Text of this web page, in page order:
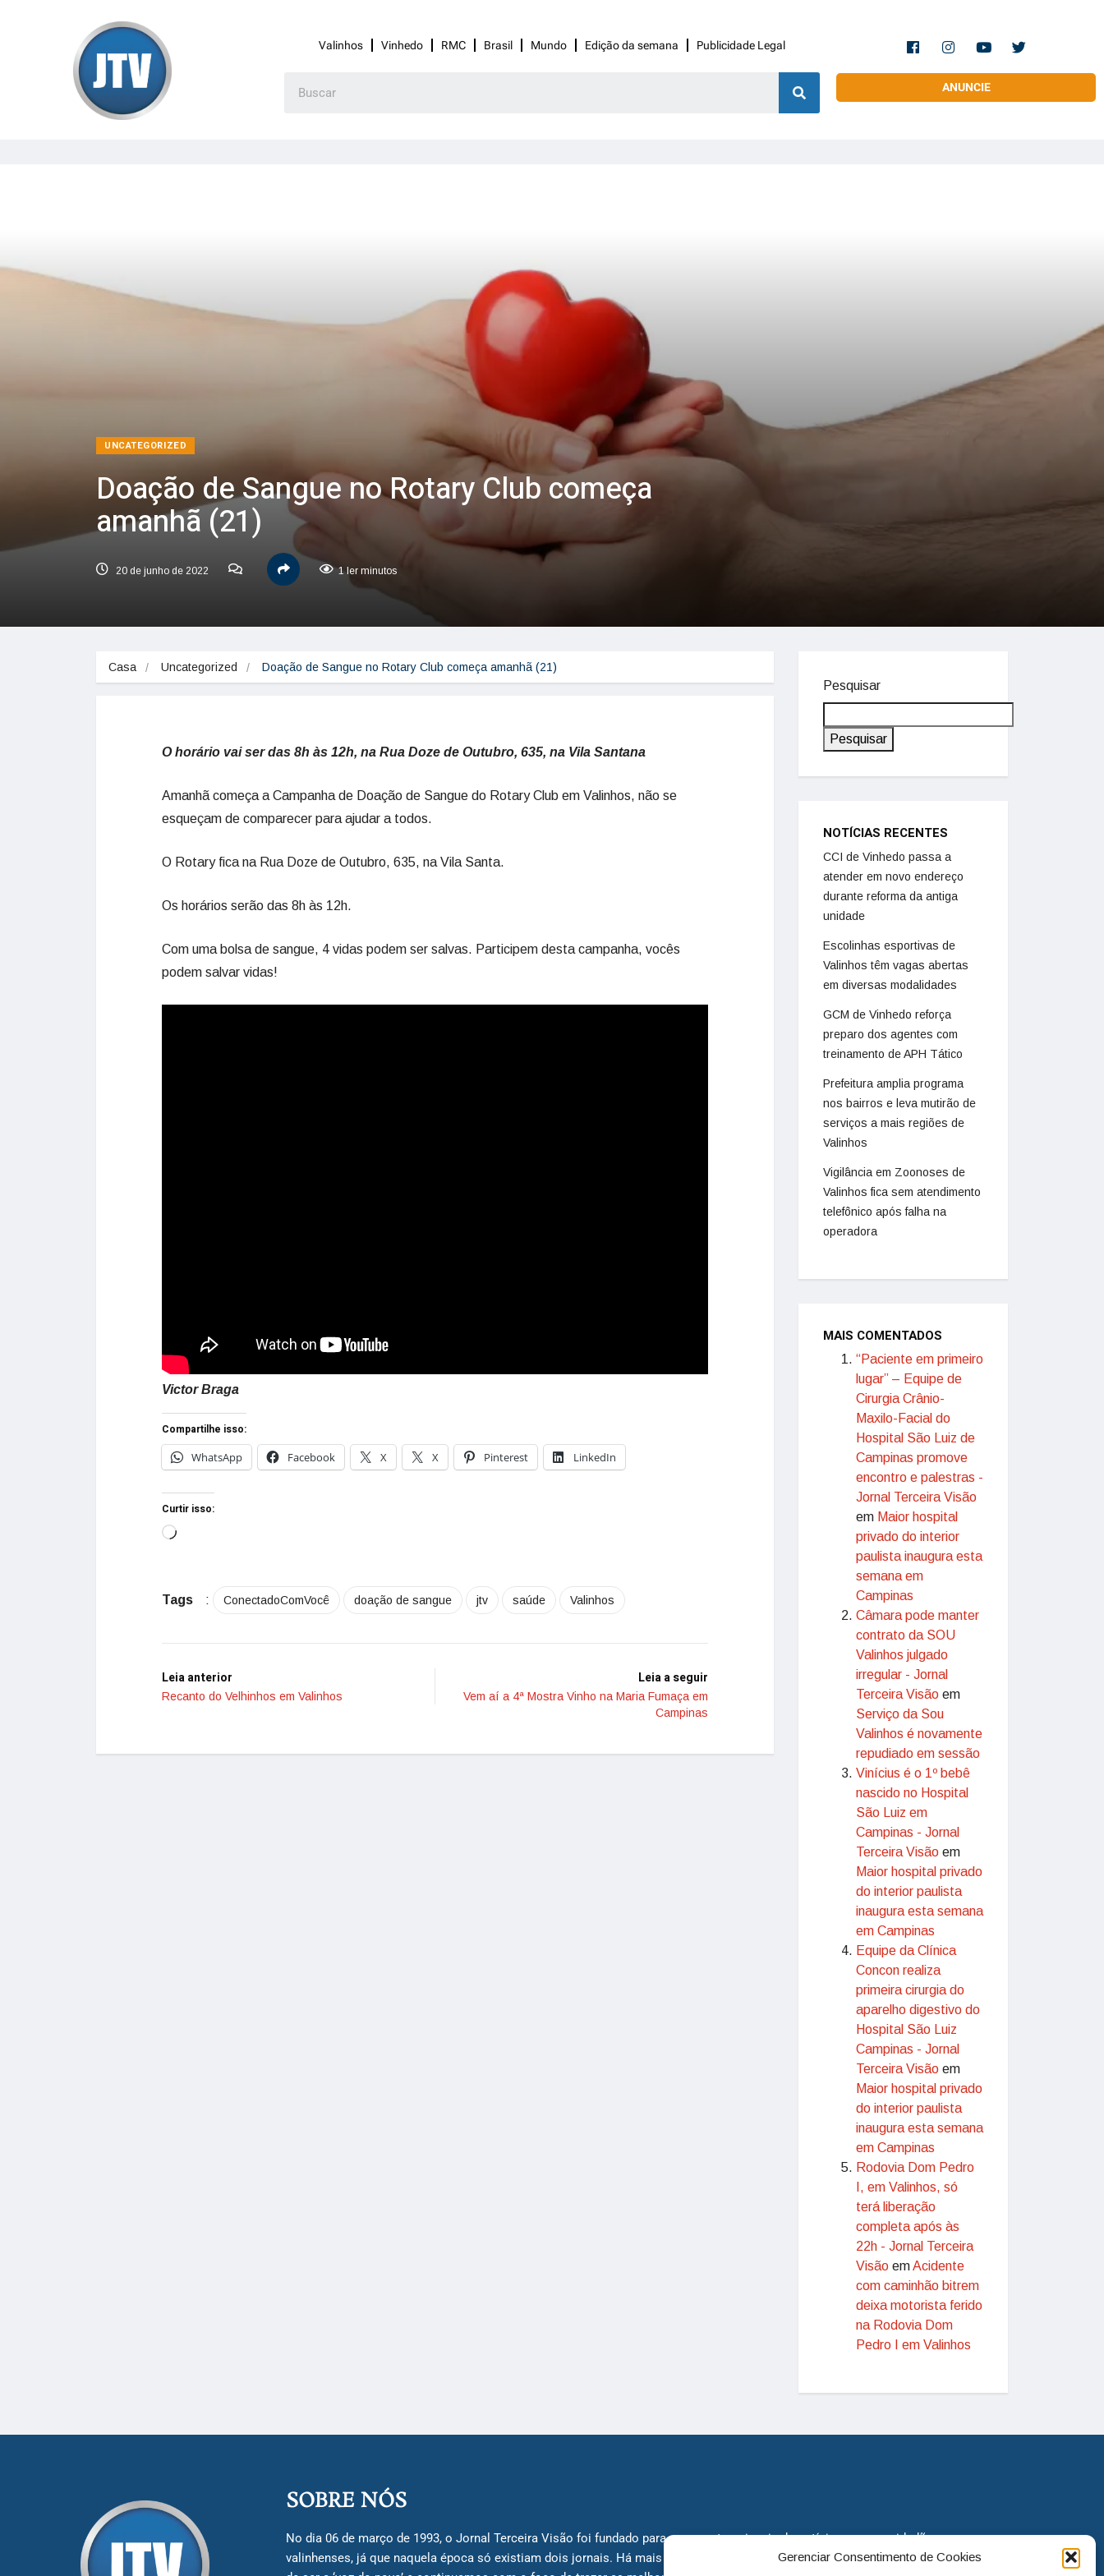
Gerenciar Consentimento de Cookies
Valinhos Vinhedo RMC Brasil Mundo Edição da semana Publicidade Legal
ANUNCIE
UNCATEGORIZED
Doação de Sangue no Rotary Club começa
amanhã (21)
20 de junho de 2022 1 ler minutos
Casa Uncategorized Doação de Sangue no Rotary Club começa amanhã (21)
O horário vai ser das 8h às 12h, na Rua Doze de Outubro, 635, na Vila Santana
Amanhã começa a Campanha de Doação de Sangue do Rotary Club em Valinhos, não se
esqueçam de comparecer para ajudar a todos.
O Rotary fica na Rua Doze de Outubro, 635, na Vila Santa.
Os horários serão das 8h às 12h.
Com uma bolsa de sangue, 4 vidas podem ser salvas. Participem desta campanha, vocês
podem salvar vidas!
Victor Braga
Compartilhe isso:
WhatsApp
Facebook X X Pinterest LinkedIn
Curtir isso:
Tags : ConectadoComVocê doação de sangue jtv saúde Valinhos
Leia anterior
Recanto do Velhinhos em Valinhos
Leia a seguir
Vem aí a 4ª Mostra Vinho na Maria Fumaça em
Campinas
Pesquisar
Pesquisar
NOTÍCIAS RECENTES
CCI de Vinhedo passa a
atender em novo endereço
durante reforma da antiga
unidade
Escolinhas esportivas de
Valinhos têm vagas abertas
em diversas modalidades
GCM de Vinhedo reforça
preparo dos agentes com
treinamento de APH Tático
Prefeitura amplia programa
nos bairros e leva mutirão de
serviços a mais regiões de
Valinhos
Vigilância em Zoonoses de
Valinhos fica sem atendimento
telefônico após falha na
operadora
MAIS COMENTADOS
“Paciente em primeiro
lugar” – Equipe de
Cirurgia Crânio-
Maxilo-Facial do
Hospital São Luiz de
Campinas promove
encontro e palestras -
Jornal Terceira Visão
em Maior hospital
privado do interior
paulista inaugura esta
semana em
Campinas
Câmara pode manter
contrato da SOU
Valinhos julgado
irregular - Jornal
Terceira Visão em
Serviço da Sou
Valinhos é novamente
repudiado em sessão
Vinícius é o 1º bebê
nascido no Hospital
São Luiz em
Campinas - Jornal
Terceira Visão em
Maior hospital privado
do interior paulista
inaugura esta semana
em Campinas
Equipe da Clínica
Concon realiza
primeira cirurgia do
aparelho digestivo do
Hospital São Luiz
Campinas - Jornal
Terceira Visão em
Maior hospital privado
do interior paulista
inaugura esta semana
em Campinas
Rodovia Dom Pedro
I, em Valinhos, só
terá liberação
completa após às
22h - Jornal Terceira
Visão emAcidente
com caminhão bitrem
deixa motorista ferido
na Rodovia Dom
Pedro I em Valinhos
SOBRE NÓS
No dia 06 de março de 1993, o Jornal Terceira Visão foi fundado para ser uma terceira via de notícias para os cidadãos
valinhenses, já que naquela época só existiam dois jornais. Há mais de 30 anos, o jornal continua assumindo o papel